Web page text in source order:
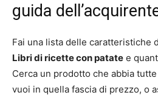
guida
Fai una lista delle caratteristiche
Libri di ricette con patate e
Cerca un prodotto che abbia
vuoi in quella fascia di prezzo, o